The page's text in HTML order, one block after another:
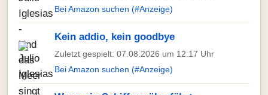
Bei Amazon suchen (#Anzeige)
Kein addio, kein goodbye
Zuletzt gespielt: 07.08.2026 um 12:17 Uhr
Bei Amazon suchen (#Anzeige)